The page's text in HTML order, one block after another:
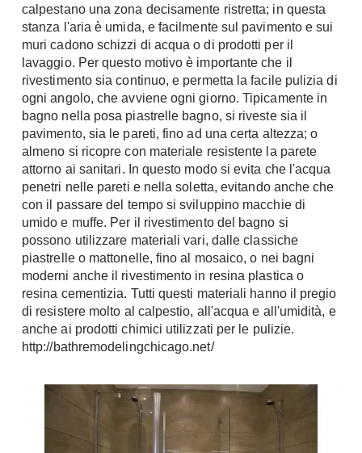
Vetrine
Pareti Attrezzate
Porta Tv
Contatti
Divani
Divani moderni
Divani classici
Poltrone
Poltroncine
Divanoletto
Chaise Longue
Divani Angolo
Divani in Pelle
Tavoli
Sedie
Tavolini
Deumidificatori
Chiller
Pompe di calore
Ecologia
Geotermia
Case in Legno
Case Prefabbricate
Fotovoltaico
Energie Rinnovabili
Bioedilizia
Teleriscaldamento
Cura della casa
Stiro
Aspirapolvere
Lavapavimenti
calpestano una zona decisamente ristretta; in questa
stanza l'aria è umida, e facilmente sul pavimento e sui
muri cadono schizzi di acqua o di prodotti per il
lavaggio. Per questo motivo è importante che il
rivestimento sia continuo, e permetta la facile pulizia di
ogni angolo, che avviene ogni giorno. Tipicamente in
bagno nella posa piastrelle bagno, si riveste sia il
pavimento, sia le pareti, fino ad una certa altezza; o
almeno si ricopre con materiale resistente la parete
attorno ai sanitari. In questo modo si evita che l'acqua
penetri nelle pareti e nella soletta, evitando anche che
con il passare del tempo si sviluppino macchie di
umido e muffe. Per il rivestimento del bagno si
possono utilizzare materiali vari, dalle classiche
piastrelle o mattonelle, fino al mosaico, o nei bagni
moderni anche il rivestimento in resina plastica o
resina cementizia. Tutti questi materiali hanno il pregio
di resistere molto al calpestio, all'acqua e all'umidità, e
anche ai prodotti chimici utilizzati per le pulizie.
http://bathremodelingchicago.net/